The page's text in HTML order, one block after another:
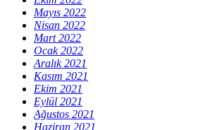
Mayıs 2022
Nisan 2022
Mart 2022
Ocak 2022
Aralık 2021
Kasım 2021
Ekim 2021
Eylül 2021
Ağustos 2021
Haziran 2021